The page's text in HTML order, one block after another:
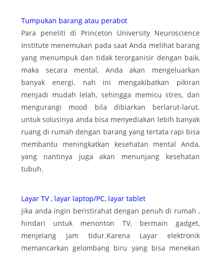
Tumpukan barang atau perabot
Para peneliti di Princeton University Neuroscience
Institute menemukan pada saat Anda melihat barang
yang menumpuk dan tidak terorganisir dengan baik,
maka secara mental, Anda akan mengeluarkan
banyak energi. nah ini mengakibatkan pikiran
menjadi mudah lelah, sehingga memicu stres, dan
mengurangi mood bila dibiarkan berlarut-larut.
untuk solusinya anda bisa menyediakan lebih banyak
ruang di rumah dengan barang yang tertata rapi bisa
membantu meningkatkan kesehatan mental Anda,
yang nantinya juga akan menunjang kesehatan
tubuh.
Layar TV , layar laptop/PC, layar tablet
jika anda ingin beristirahat dengan penuh di rumah ,
hindari untuk menonton TV, bermain gadget,
menjelang jam tidur.Karena Layar elektronik
memancarkan gelombang biru yang bisa menekan